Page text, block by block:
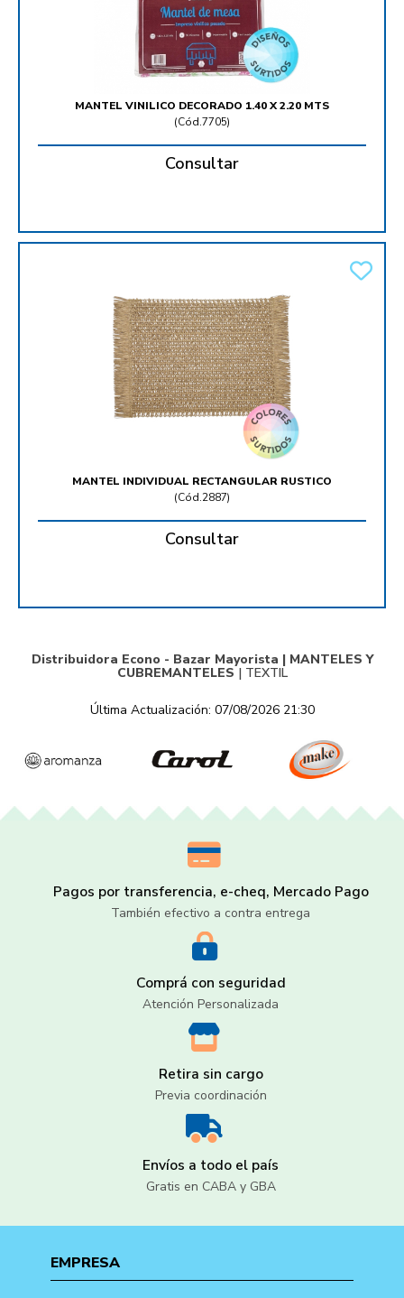
MANTEL VINILICO DECORADO 1.40 X 2.20 MTS
(Cód.7705)
Consultar
MANTEL INDIVIDUAL RECTANGULAR RUSTICO
(Cód.2887)
Consultar
Distribuidora Econo - Bazar Mayorista | MANTELES Y
CUBREMANTELES | TEXTIL
Última Actualización: 07/08/2026 21:30
Pagos por transferencia, e-cheq, Mercado Pago
También efectivo a contra entrega
Comprá con seguridad
Atención Personalizada
Retira sin cargo
Previa coordinación
Envíos a todo el país
Gratis en CABA y GBA
EMPRESA